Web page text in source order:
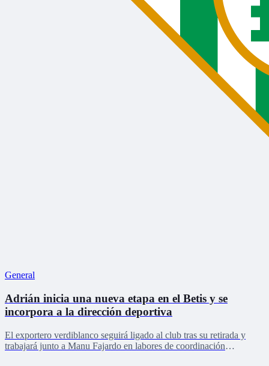
General
Adrián inicia una nueva etapa en el Betis y se
incorpora a la dirección deportiva
El exportero verdiblanco seguirá ligado al club tras su retirada y
trabajará junto a Manu Fajardo en labores de coordinación